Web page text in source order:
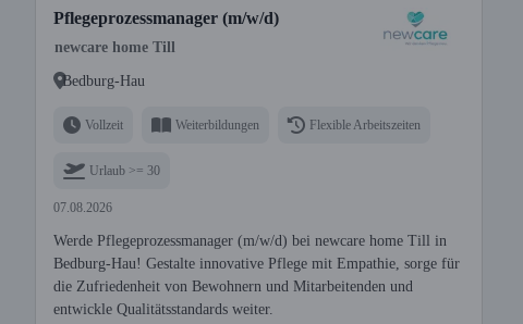
Pflegeprozessmanager (m/w/d)
newcare home Till
Bedburg-Hau
Vollzeit Weiterbildungen Flexible Arbeitszeiten
Urlaub >= 30
07.08.2026
Werde Pflegeprozessmanager (m/w/d) bei newcare home Till in
Bedburg-Hau! Gestalte innovative Pflege mit Empathie, sorge für
die Zufriedenheit von Bewohnern und Mitarbeitenden und
entwickle Qualitätsstandards weiter.